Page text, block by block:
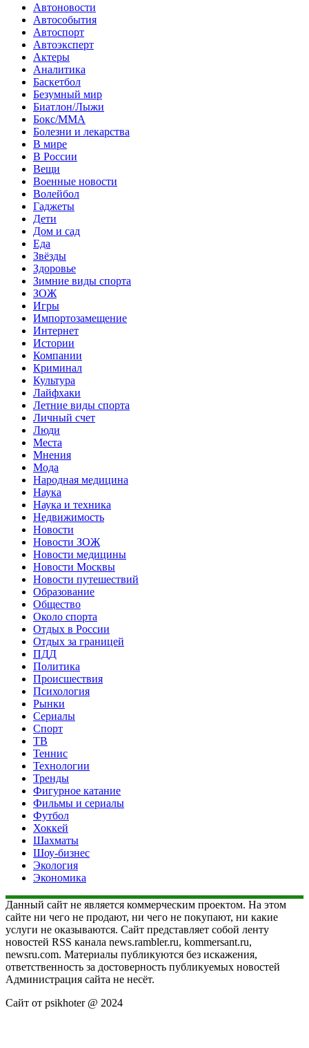
Автоновости
Автособытия
Автоспорт
Автоэксперт
Актеры
Аналитика
Баскетбол
Безумный мир
Биатлон/Лыжи
Бокс/MMA
Болезни и лекарства
В мире
В России
Вещи
Военные новости
Волейбол
Гаджеты
Дети
Дом и сад
Еда
Звёзды
Здоровье
Зимние виды спорта
ЗОЖ
Игры
Импортозамещение
Интернет
Истории
Компании
Криминал
Культура
Лайфхаки
Летние виды спорта
Личный счет
Люди
Места
Мнения
Мода
Народная медицина
Наука
Наука и техника
Недвижимость
Новости
Новости ЗОЖ
Новости медицины
Новости Москвы
Новости путешествий
Образование
Общество
Около спорта
Отдых в России
Отдых за границей
ПДД
Политика
Происшествия
Психология
Рынки
Сериалы
Спорт
ТВ
Теннис
Технологии
Тренды
Фигурное катание
Фильмы и сериалы
Футбол
Хоккей
Шахматы
Шоу-бизнес
Экология
Экономика
Данный сайт не является коммерческим проектом. На этом
сайте ни чего не продают, ни чего не покупают, ни какие
услуги не оказываются. Сайт представляет собой ленту
новостей RSS канала news.rambler.ru, kommersant.ru,
newsru.com. Материалы публикуются без искажения,
ответственность за достоверность публикуемых новостей
Администрация сайта не несёт.
Сайт от psikhoter @ 2024